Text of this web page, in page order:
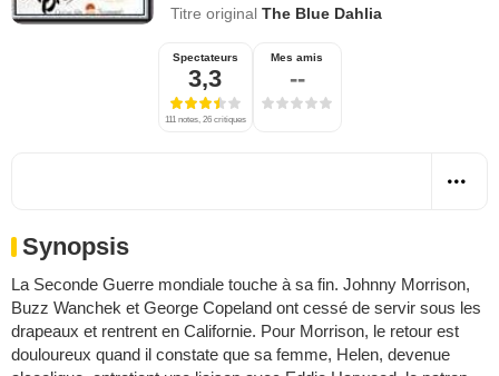
Titre originalThe Blue Dahlia
Spectateurs
3,3
111 notes, 26 critiques
Mes amis
--
Synopsis
La Seconde Guerre mondiale touche à sa fin. Johnny Morrison,
Buzz Wanchek et George Copeland ont cessé de servir sous les
drapeaux et rentrent en Californie. Pour Morrison, le retour est
douloureux quand il constate que sa femme, Helen, devenue